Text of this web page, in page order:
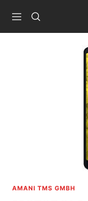
zumNavigation
AMANI TMS GMBH